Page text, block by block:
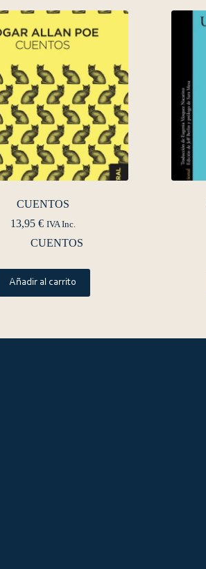
CUENTOS
13,95 € IVA Inc.
CUENTOS
Añadir al carrito